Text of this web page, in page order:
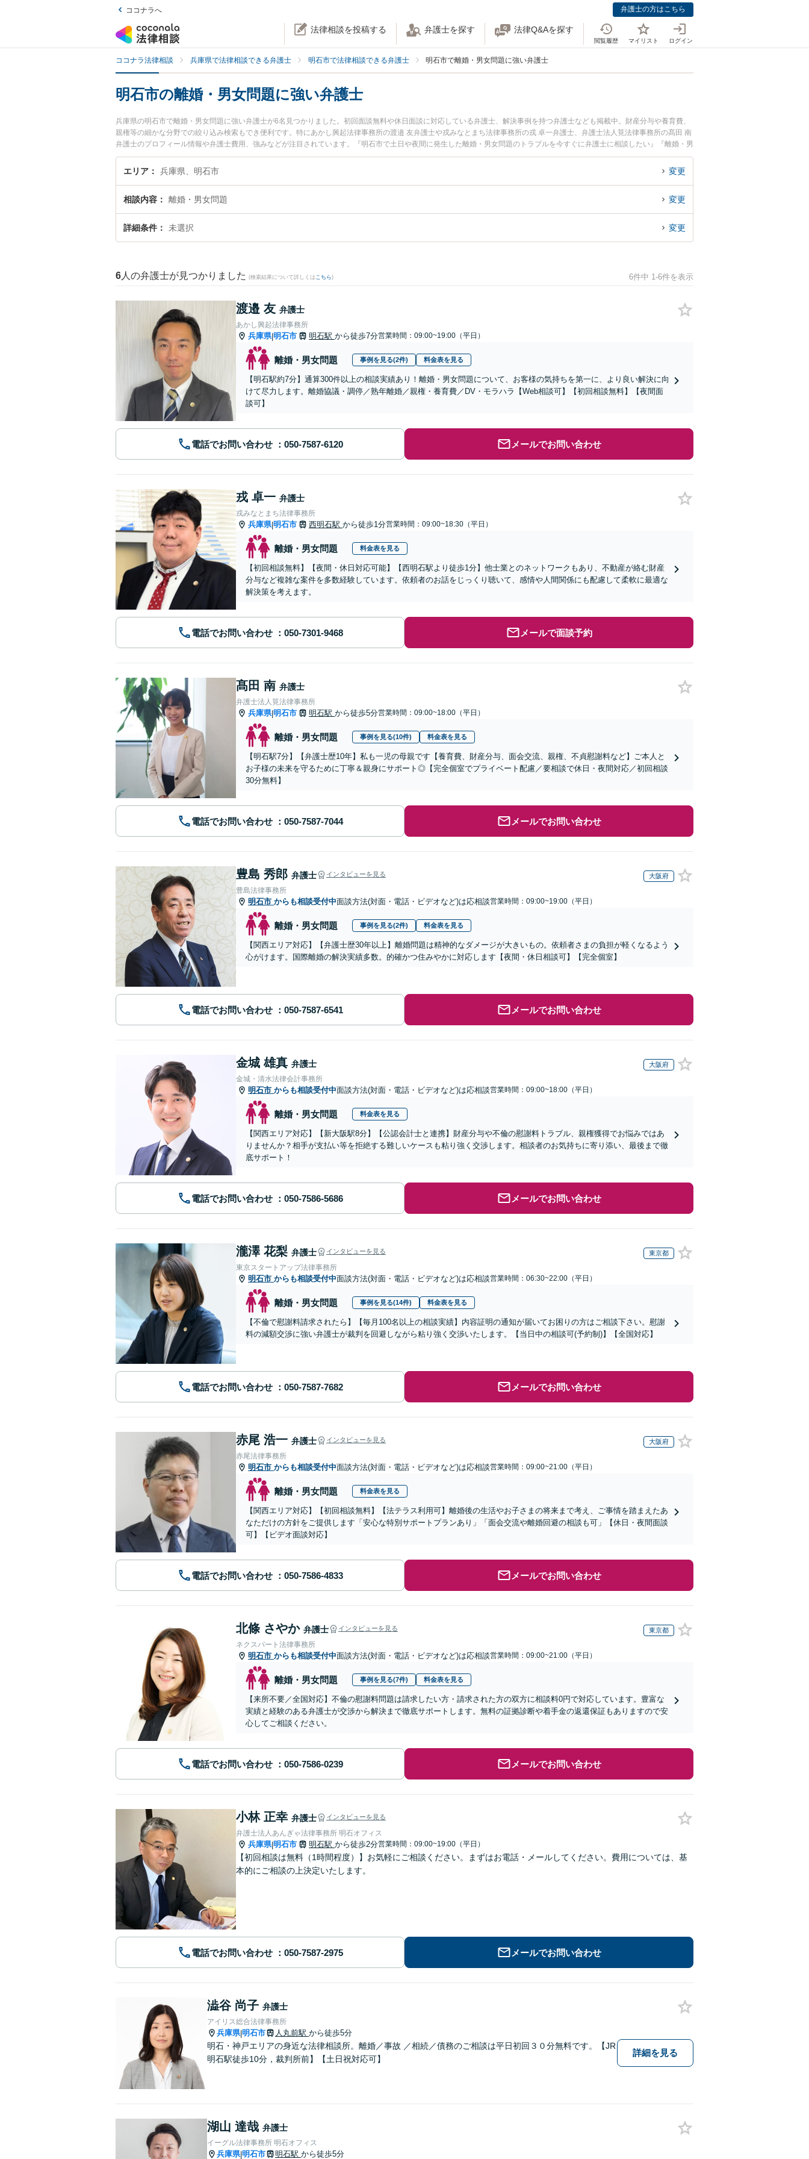
ココナラへ 弁護士の方はこちら
法律相談を投稿する 弁護士を探す 法律Q&Aを探す
閲覧履歴 マイリスト ログイン
ココナラ法律相談 兵庫県で法律相談できる弁護士 明石市で法律相談できる弁護士 明石市で離婚・男女問題に強い弁護士
明石市の離婚・男女問題に強い弁護士
兵庫県の明石市で離婚・男女問題に強い弁護士が6名見つかりました。初回面談無料や休日面談に対応している弁護士、解決事例を持つ弁護士なども掲載中。財産分与や養育費、
親権等の細かな分野での絞り込み検索もでき便利です。特にあかし興起法律事務所の渡邉 友弁護士や戎みなとまち法律事務所の戎 卓一弁護士、弁護士法人筧法律事務所の髙田 南
弁護士のプロフィール情報や弁護士費用、強みなどが注目されています。『明石市で土日や夜間に発生した離婚・男女問題のトラブルを今すぐに弁護士に相談したい』『離婚・男
女問題のトラブル解決の実績豊富な近くの弁護士を検索したい』『初回相談無料で離婚・男女問題を法律相談できる明石市内の弁護士に相談予約したい』などでお困りの相談者さ
んにおすすめです。
エリア 兵庫県、明石市 変更
相談内容 離婚・男女問題 変更
詳細条件 未選択 変更
6 人の弁護士が見つかりました (検索結果について詳しくは こちら) 6件中 1-6件を表示
渡邉 友 弁護士
あかし興起法律事務所
兵庫県|明石市 明石駅 から徒歩7分営業時間：09:00~19:00（平日）
離婚・男女問題 事例を見る(2件) 料金表を見る
【明石駅約7分】通算300件以上の相談実績あり！離婚・男女問題について、お客様の気持ちを第一に、より良い解決に向
けて尽力します。離婚協議・調停／熟年離婚／親権・養育費／DV・モラハラ【Web相談可】【初回相談無料】【夜間面
談可】
電話でお問い合わせ メールでお問い合わせ
戎 卓一 弁護士
戎みなとまち法律事務所
兵庫県|明石市 西明石駅 から徒歩1分営業時間：09:00~18:30（平日）
離婚・男女問題 料金表を見る
【初回相談無料】【夜間・休日対応可能】【西明石駅より徒歩1分】他士業とのネットワークもあり、不動産が絡む財産
分与など複雑な案件を多数経験しています。依頼者のお話をじっくり聴いて、感情や人間関係にも配慮して柔軟に最適な
解決策を考えます。
電話でお問い合わせ メールで面談予約
髙田 南 弁護士
弁護士法人筧法律事務所
兵庫県|明石市 明石駅 から徒歩5分営業時間：09:00~18:00（平日）
離婚・男女問題 事例を見る(10件) 料金表を見る
【明石駅7分】【弁護士歴10年】私も一児の母親です【養育費、財産分与、面会交流、親権、不貞慰謝料など】ご本人と
お子様の未来を守るために丁寧＆親身にサポート◎【完全個室でプライベート配慮／要相談で休日・夜間対応／初回相談
30分無料】
電話でお問い合わせ メールでお問い合わせ
豊島 秀郎 弁護士 インタビューを見る 大阪府
豊島法律事務所
明石市 からも相談受付中面談方法(対面・電話・ビデオなど)は応相談営業時間：09:00~19:00（平日）
離婚・男女問題 事例を見る(2件) 料金表を見る
【関西エリア対応】【弁護士歴30年以上】離婚問題は精神的なダメージが大きいもの。依頼者さまの負担が軽くなるよう
心がけます。国際離婚の解決実績多数。的確かつ住みやかに対応します【夜間・休日相談可】【完全個室】
電話でお問い合わせ メールでお問い合わせ
金城 雄真 弁護士 大阪府
金城・清水法律会計事務所
明石市 からも相談受付中面談方法(対面・電話・ビデオなど)は応相談営業時間：09:00~18:00（平日）
離婚・男女問題 料金表を見る
【関西エリア対応】【新大阪駅8分】【公認会計士と連携】財産分与や不倫の慰謝料トラブル、親権獲得でお悩みではあ
りませんか？相手が支払い等を拒絶する難しいケースも粘り強く交渉します。相談者のお気持ちに寄り添い、最後まで徹
底サポート！
電話でお問い合わせ メールでお問い合わせ
瀧澤 花梨 弁護士 インタビューを見る 東京都
東京スタートアップ法律事務所
明石市 からも相談受付中面談方法(対面・電話・ビデオなど)は応相談営業時間：06:30~22:00（平日）
離婚・男女問題 事例を見る(14件) 料金表を見る
【不倫で慰謝料請求されたら】【毎月100名以上の相談実績】内容証明の通知が届いてお困りの方はご相談下さい。慰謝
料の減額交渉に強い弁護士が裁判を回避しながら粘り強く交渉いたします。【当日中の相談可(予約制)】【全国対応】
電話でお問い合わせ メールでお問い合わせ
赤尾 浩一 弁護士 インタビューを見る 大阪府
赤尾法律事務所
明石市 からも相談受付中面談方法(対面・電話・ビデオなど)は応相談営業時間：09:00~21:00（平日）
離婚・男女問題 料金表を見る
【関西エリア対応】【初回相談無料】【法テラス利用可】離婚後の生活やお子さまの将来まで考え、ご事情を踏まえたあ
なただけの方針をご提供します「安心な特別サポートプランあり」「面会交流や離婚回避の相談も可」【休日・夜間面談
可】【ビデオ面談対応】
電話でお問い合わせ メールでお問い合わせ
北條 さやか 弁護士 インタビューを見る 東京都
ネクスパート法律事務所
明石市 からも相談受付中面談方法(対面・電話・ビデオなど)は応相談営業時間：09:00~21:00（平日）
離婚・男女問題 事例を見る(7件) 料金表を見る
【来所不要／全国対応】不倫の慰謝料問題は請求したい方・請求された方の双方に相談料0円で対応しています。豊富な
実績と経験のある弁護士が交渉から解決まで徹底サポートします。無料の証拠診断や着手金の返還保証もありますので安
心してご相談ください。
電話でお問い合わせ メールでお問い合わせ
小林 正幸 弁護士 インタビューを見る
弁護士法人あんぎゃ法律事務所 明石オフィス
兵庫県|明石市 明石駅 から徒歩2分営業時間：09:00~19:00（平日）
【初回相談は無料（1時間程度）】お気軽にご相談ください。まずはお電話・メールしてください。費用については、基
本的にご相談の上決定いたします。
電話でお問い合わせ メールでお問い合わせ
澁谷 尚子 弁護士
アイリス総合法律事務所
兵庫県|明石市 人丸前駅 から徒歩5分
明石・神戸エリアの身近な法律相談所。離婚／事故 ／相続／債務のご相談は平日初回３０分無料です。【JR
明石駅徒歩10分，裁判所前】【土日祝対応可】
詳細を見る
湖山 達哉 弁護士
イーグル法律事務所 明石オフィス
兵庫県|明石市 明石駅 から徒歩5分